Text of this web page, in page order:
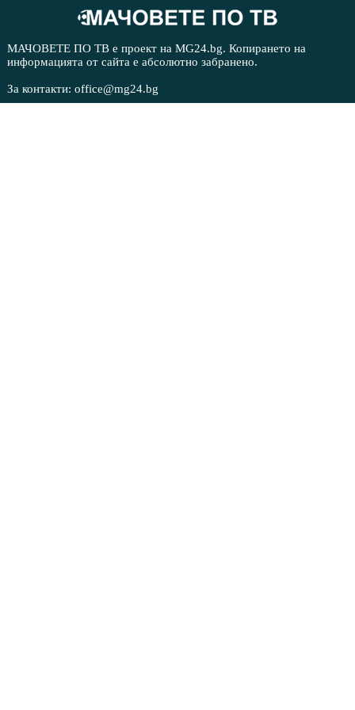
МАЧОВЕТЕ ПО ТВ е проект на MG24.bg. Копирането на
информацията от сайта е абсолютно забранено.
За контакти: office@mg24.bg